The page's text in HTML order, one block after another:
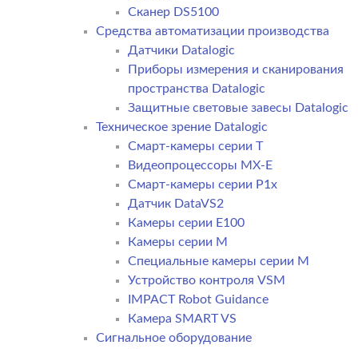
Сканер DS5100
Средства автоматизации производства
Датчики Datalogic
Приборы измерения и сканирования
пространства Datalogic
Защитные световые завесы Datalogic
Техническое зрение Datalogic
Смарт-камеры серии T
Видеопроцессоры MX-E
Смарт-камеры серии P1x
Датчик DataVS2
Камеры серии E100
Камеры серии M
Специальные камеры серии M
Устройство контроля VSM
IMPACT Robot Guidance
Камера SMART VS
Cигнальное оборудование